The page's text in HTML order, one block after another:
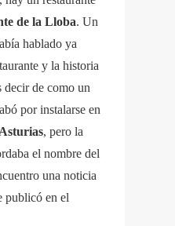
de la Lloba. Un
hablado ya
y la historia
decir de como un
por instalarse en
Asturias, pero la
el nombre del
una noticia
publicó en el